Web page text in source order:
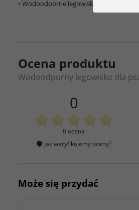
• Wodoodporne legowisko dla psa - mata
Ocena produktu
Wodoodporny legowisko dla
0
0 ocena
Jak weryfikujemy oceny?
Może się przydać